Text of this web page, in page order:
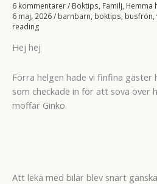
6 kommentarer/ Boktips Familj Hemma
6 maj, 2026/ barnbarn boktips busfrön
reading
Hej hej
Förra helgen hade vi finfina gäster
som checkade in för att sova över
moffar Ginko.
Att leka med bilar blev snart